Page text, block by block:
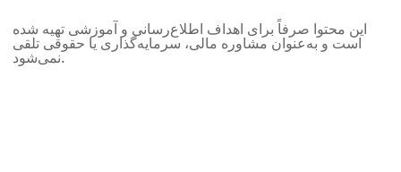
این محتوا صرفاً برای اهداف اطلاع‌رسانی و آموزشی تهیه شده
است و به‌عنوان مشاوره مالی، سرمایه‌گذاری یا حقوقی تلقی
نمی‌شود.